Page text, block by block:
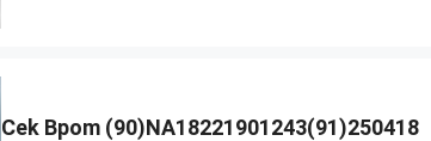
Cek Bpom (90)NA18221901243(91)250418